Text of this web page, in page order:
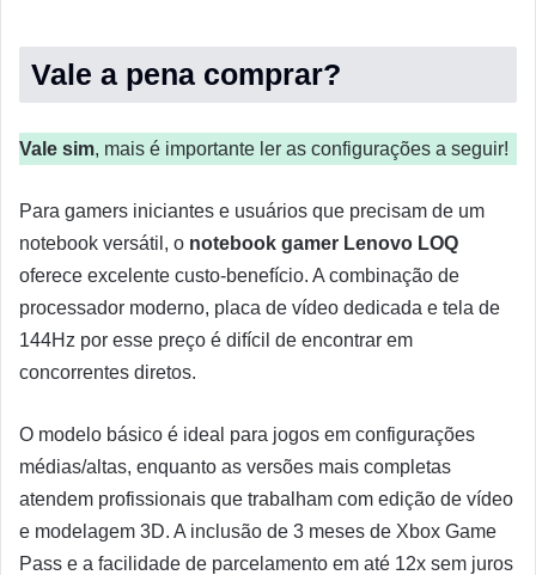
Vale a pena comprar?
Vale sim, mais é importante ler as configurações a seguir!
Para gamers iniciantes e usuários que precisam de um
notebook versátil, o notebook gamer Lenovo LOQ
oferece excelente custo-benefício. A combinação de
processador moderno, placa de vídeo dedicada e tela de
144Hz por esse preço é difícil de encontrar em
concorrentes diretos.
O modelo básico é ideal para jogos em configurações
médias/altas, enquanto as versões mais completas
atendem profissionais que trabalham com edição de vídeo
e modelagem 3D. A inclusão de 3 meses de Xbox Game
Pass e a facilidade de parcelamento em até 12x sem juros